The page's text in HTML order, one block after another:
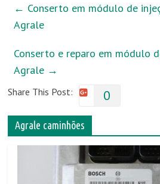
← Conserto em módulo de
Agrale
Conserto e reparo em módulo
Agrale →
Share This Post: 0
Agrale caminhões